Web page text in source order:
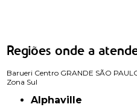
Regiões onde a
Barueri Centro GRANDE SÃO
Zona Sul
Alphaville